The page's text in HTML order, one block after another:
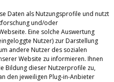
Daten als Nutzungsprofile und nutzt
und/oder
Eine solche Auswertung
Nutzer) zur Darstellung
andere Nutzer des sozialen
Website zu informieren. Ihnen
Bildung dieser Nutzerprofile zu,
den jeweiligen Plug-in-Anbieter